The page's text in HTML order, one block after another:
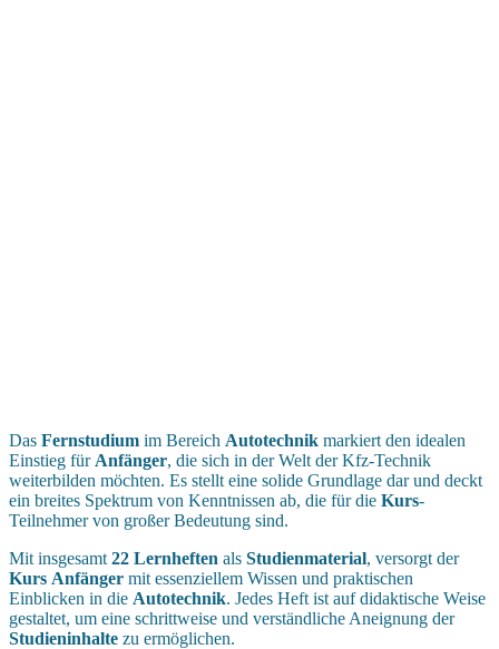
Das Fernstudium im Bereich Autotechnik markiert den idealen
Einstieg für Anfänger, die sich in der Welt der Kfz-Technik
weiterbilden möchten. Es stellt eine solide Grundlage dar und deckt
ein breites Spektrum von Kenntnissen ab, die für die Kurs-
Teilnehmer von großer Bedeutung sind.
Mit insgesamt 22 Lernheften als Studienmaterial, versorgt der
Kurs Anfänger mit essenziellem Wissen und praktischen
Einblicken in die Autotechnik. Jedes Heft ist auf didaktische Weise
gestaltet, um eine schrittweise und verständliche Aneignung der
Studieninhalte zu ermöglichen.